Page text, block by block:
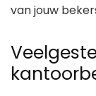
van jouw